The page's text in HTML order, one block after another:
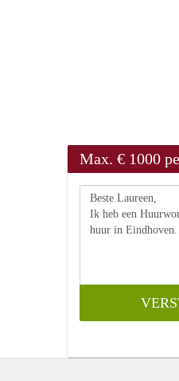
vragen
Max. € 1000